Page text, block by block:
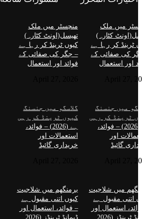
میں ملک
کٹارہ)
ٹرینڈ کر رہا ہے
کی صفائی کے
اور استعمال
April 27,
میں جنسنگ
ٹرینڈ کر رہی
ہے (2026) – فوائد،
اور
گائیڈ
April 27,
میں شلاجیت
اتنی مقبول ہے
استعمال اور
ڈیمانڈ ٹرینڈز (2026
منچسٹر میں ملک
تھیسل(اونٹ کٹارہ)
کیوں ٹرینڈ کر رہا ہے
– جگر کی صفائی کے
فوائد اور استعمال
گلاسگو میں جنسنگ
کیوں ٹرینڈ کر رہی
ہے (2026) – فوائد،
استعمالات اور
خریداری گائیڈ
برمنگھم میں شلاجیت
کیوں اتنی مقبول ہے
– فوائد، استعمال اور
ڈیمانڈ ٹرینڈز (2026